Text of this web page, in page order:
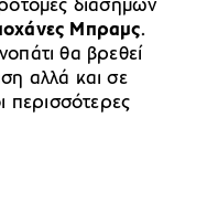
διάσημων
Μπραμς.
θα βρεθεί
αλλά και σε
περισσότερες